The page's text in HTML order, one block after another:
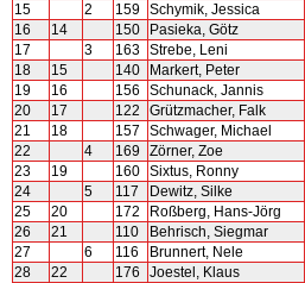
15
2 159 Schymik, Jessica
16
14 150 Pasieka, Götz
17
3 163 Strebe, Leni
18
15 140 Markert, Peter
19
16 156 Schunack, Jannis
20
17 122 Grützmacher, Falk
21
18 157 Schwager, Michael
22
4 169 Zörner, Zoe
23
19 160 Sixtus, Ronny
24
5 117 Dewitz, Silke
25
20 172 Roßberg, Hans-Jörg
26
21 110 Behrisch, Siegmar
27
6 116 Brunnert, Nele
28
22 176 Joestel, Klaus